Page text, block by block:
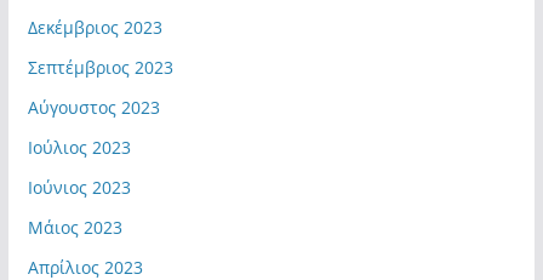
Δεκέμβριος 2023
Σεπτέμβριος 2023
Αύγουστος 2023
Ιούλιος 2023
Ιούνιος 2023
Μάιος 2023
Απρίλιος 2023